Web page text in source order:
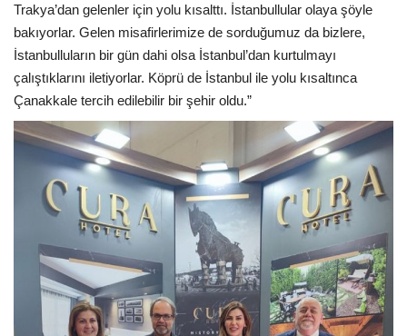
Trakya’dan gelenler için yolu kısalttı. İstanbullular olaya şöyle
bakıyorlar. Gelen misafirlerimize de sorduğumuz da bizlere,
İstanbulluların bir gün dahi olsa İstanbul’dan kurtulmayı
çalıştıklarını iletiyorlar. Köprü de İstanbul ile yolu kısaltınca
Çanakkale tercih edilebilir bir şehir oldu.”